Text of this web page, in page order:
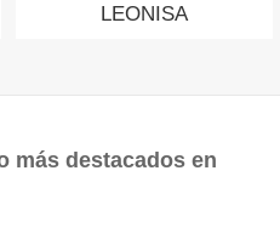
LEONISA
más destacados en